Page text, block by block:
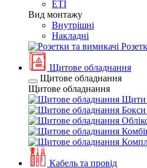
ETI
Вид монтажу
Внутрішні
Накладні
Щитове обладнання
Щитове обладнання
Щитове обладнання
Щити
Кабель та провід